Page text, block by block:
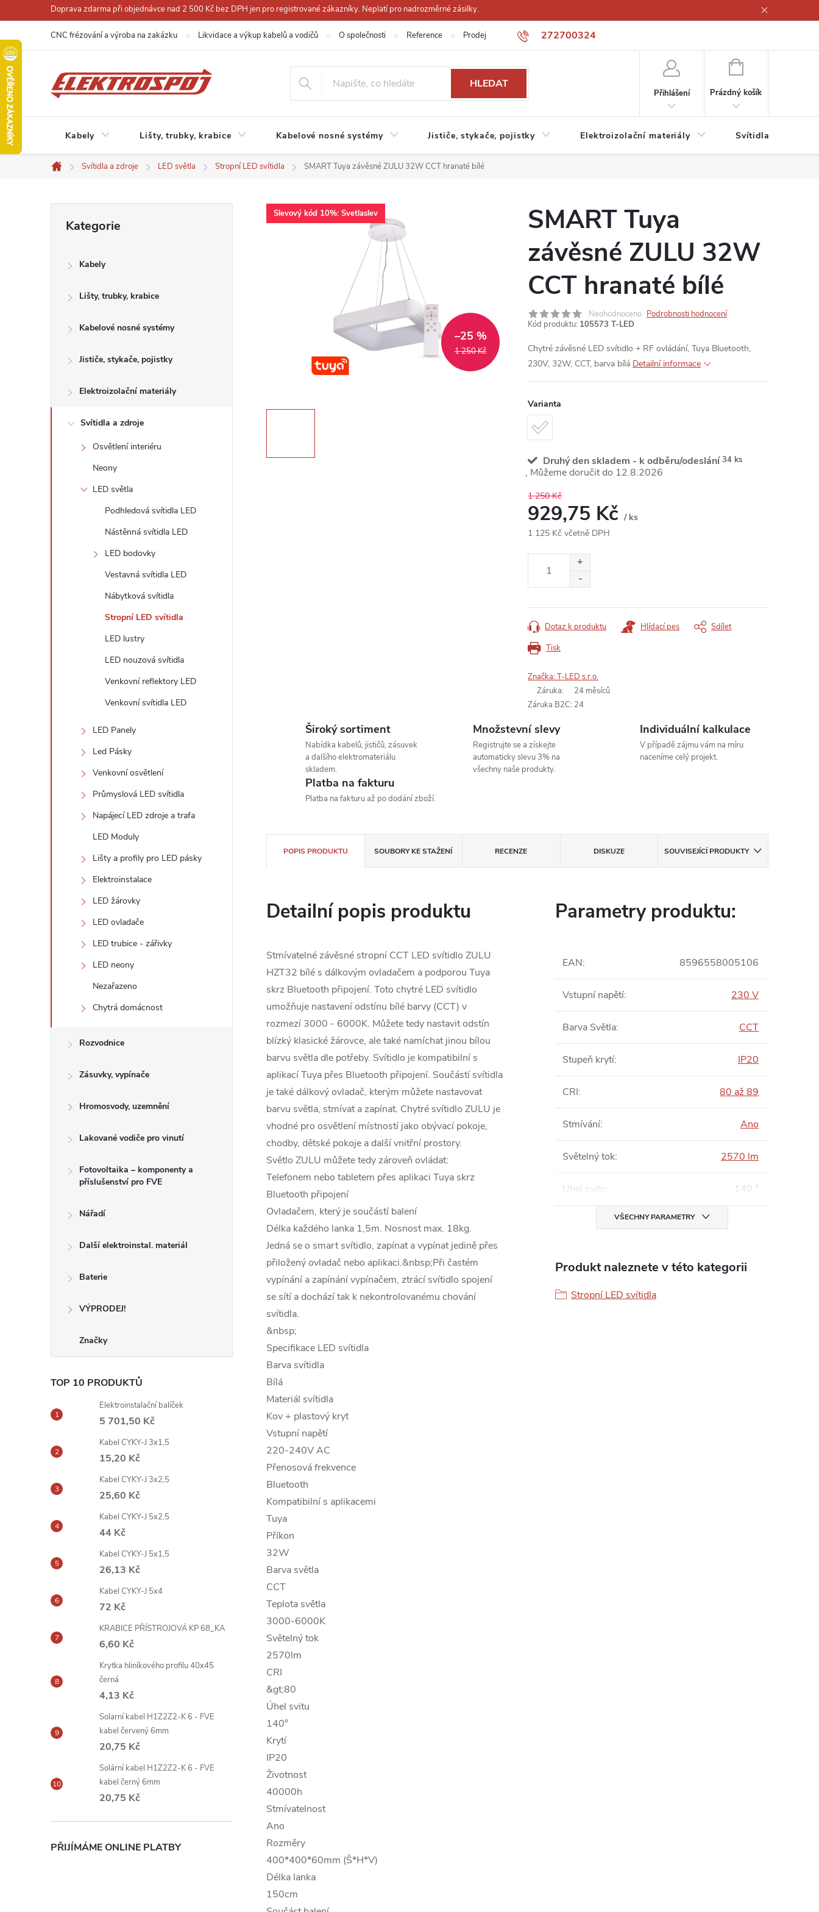
na
obsah
Doprava zdarma při objednávce nad 2 500 Kč bez DPH jen pro registrované zákazníky. Neplatí pro nadrozměrné zásilky.
272700324
CNC frézování a výroba na zakázku Likvidace a výkup kabelů a vodičů O společnosti Reference Prodejna Obchodní podmínky
HLEDAT
Přihlášení
NÁKUPNÍ
Prázdný košík
Kabely Lišty, trubky, krabice Kabelové nosné systémy Jističe, stykače, pojistky Elektroizolační materiály Svítidla a zdroje
Domů
Svítidla a zdroje LED světla Stropní LED svítidla SMART Tuya závěsné ZULU 32W CCT hranaté bílé
n
kategorie
Kategorie
Kabely
Lišty, trubky, krabice
Kabelové nosné systémy
Jističe, stykače, pojistky
Elektroizolační materiály
Svítidla a zdroje
Osvětlení interiéru
Neony
LED světla
Podhledová svítidla LED
Nástěnná svítidla LED
LED bodovky
Vestavná svítidla LED
Nábytková svítidla
Stropní LED svítidla
LED lustry
LED nouzová svítidla
Venkovní reflektory LED
Venkovní svítidla LED
LED Panely
Led Pásky
Venkovní osvětlení
Průmyslová LED svítidla
Napájecí LED zdroje a trafa
LED Moduly
Lišty a profily pro LED pásky
Elektroinstalace
LED žárovky
LED ovladače
LED trubice - zářivky
LED neony
Nezařazeno
Chytrá domácnost
Rozvodnice
Zásuvky, vypínače
Hromosvody, uzemnění
Lakované vodiče pro vinutí
Fotovoltaika – komponenty a
příslušenství pro FVE
Nářadí
Další elektroinstal. materiál
Baterie
VÝPRODEJ!
Značky
TOP 10 PRODUKTŮ
Elektroinstalační balíček
5 701,50 Kč
Kabel CYKY-J 3x1,5
15,20 Kč
Kabel CYKY-J 3x2,5
25,60 Kč
Kabel CYKY-J 5x2,5
44 Kč
Kabel CYKY-J 5x1,5
26,13 Kč
Kabel CYKY-J 5x4
72 Kč
KRABICE PŘÍSTROJOVÁ KP 68_KA
6,60 Kč
Krytka hliníkového profilu 40x45
černá
4,13 Kč
Solarní kabel H1Z2Z2-K 6 - FVE
kabel červený 6mm
20,75 Kč
Solární kabel H1Z2Z2-K 6 - FVE
kabel černý 6mm
20,75 Kč
PŘIJÍMÁME ONLINE PLATBY
Slevový kód 10%: Svetlaslev
1 250 Kč
–25 %
SMART Tuya
závěsné ZULU 32W
CCT hranaté bílé
Neohodnoceno Podrobnosti hodnocení
Kód produktu: 105573 T-LED
Chytré závěsné LED svítidlo + RF ovládání, Tuya Bluetooth,
230V, 32W, CCT, barva bílá Detailní informace
Varianta
Druhý den skladem - k odběru/odeslání 34 ks
12.8.2026
1 250 Kč
929,75 Kč / ks
1 125 Kč včetně DPH
Tisk
Dotaz k produktu Hlídací pes Sdílet
Značka:T-LED s.r.o.
Záruka:
24 měsíců
Záruka B2C: 24
Široký sortiment
Nabídka kabelů, jističů, zásuvek
a dalšího elektromateriálu
skladem.
Množstevní slevy
Registrujte se a získejte
automaticky slevu 3% na
všechny naše produkty.
Individuální kalkulace
V případě zájmu vám na míru
naceníme celý projekt.
Platba na fakturu
Platba na fakturu až po dodání zboží.
POPIS PRODUKTU SOUBORY KE STAŽENÍ RECENZE DISKUZE SOUVISEJÍCÍ PRODUKTY
Detailní popis produktu
Stmívatelné závěsné stropní CCT LED svítidlo ZULU
HZT32 bílé s dálkovým ovladačem a podporou Tuya
skrz Bluetooth připojení. Toto chytré LED svítidlo
umožňuje nastavení odstínu bílé barvy (CCT) v
rozmezí 3000 - 6000K. Můžete tedy nastavit odstín
blízký klasické žárovce, ale také namíchat jinou bílou
barvu světla dle potřeby. Svítidlo je kompatibilní s
aplikací Tuya přes Bluetooth připojení. Součástí svítidla
je také dálkový ovladač, kterým můžete nastavovat
barvu světla, stmívat a zapínat. Chytré svítidlo ZULU je
vhodné pro osvětlení místností jako obývací pokoje,
chodby, dětské pokoje a další vnitřní prostory.
Světlo ZULU můžete tedy zároveň ovládat:
Telefonem nebo tabletem přes aplikaci Tuya skrz
Bluetooth připojení
Ovladačem, který je součástí balení
Délka každého lanka 1,5m. Nosnost max. 18kg.
Jedná se o smart svítidlo, zapínat a vypínat jedině přes
přiložený ovladač nebo aplikaci.&nbsp;Při častém
vypínání a zapínání vypínačem, ztrácí svítidlo spojení
se sítí a dochází tak k nekontrolovanému chování
svítidla.
&nbsp;
Specifikace LED svítidla
Barva svítidla
Bílá
Materiál svítidla
Kov + plastový kryt
Vstupní napětí
220-240V AC
Přenosová frekvence
Bluetooth
Kompatibilní s aplikacemi
Tuya
Příkon
32W
Barva světla
CCT
Teplota světla
3000-6000K
Světelný tok
2570lm
CRI
&gt;80
Úhel svitu
140°
Krytí
IP20
Životnost
40000h
Stmívatelnost
Ano
Rozměry
400*400*60mm (Š*H*V)
Délka lanka
150cm
Parametry produktu:
EAN: 8596558005106
Vstupní napětí: 230 V
Barva Světla: CCT
Stupeň krytí: IP20
CRI: 80 až 89
Stmívání: Ano
Světelný tok: 2570 lm
Uhel svitu : 140 °
VŠECHNY PARAMETRY
Produkt naleznete v této kategorii
Stropní LED svítidla